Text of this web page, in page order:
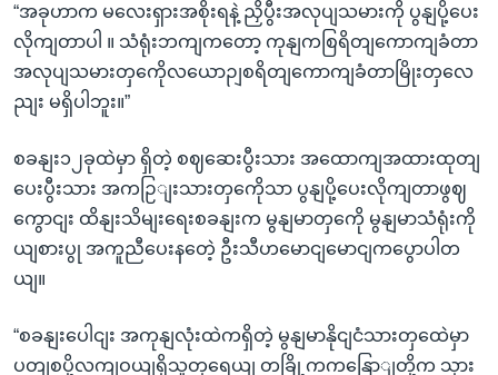
“အခုဟာက မလေးရှားအစိုးရနဲ့ ညှိပွီးအလုပျသမားကို ပွနျပို့ပေး
လိုကျတာပါ ။ သံရုံးဘကျကတော့ ကုနျကစြရိတျကောကျခံတာ
အလုပျသမားတှကေိုလယောဉျစရိတျကောကျခံတာမြိုးတှလေ
ညျး မရှိပါဘူး။”
စခနျး၁၂ခုထဲမှာ ရှိတဲ့ စဈဆေးပွီးသား အထောကျအထားထုတျ
ပေးပွီးသား အကဉြျးသားတှကေိုသာ ပွနျပို့ပေးလိုကျတာဖွဈ
ကွောငျး ထိနျးသိမျးရေးစခနျးက မွနျမာတှကေို မွနျမာသံရုံးကို
ယျစားပွု အကူညီပေးနတေဲ့ ဦးသီဟမောငျမောငျကပွောပါတ
ယျ။
“စခနျးပေါငျး အကုနျလုံးထဲကရှိတဲ့ မွနျမာနိုငျငံသားတှထေဲမှာ
ပတျစပို့လကျဝယျရှိသူတှရေယျ တခြို့ကကနြောျတို့က သှား